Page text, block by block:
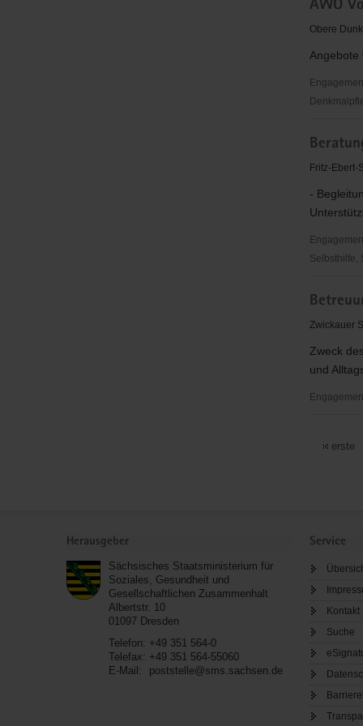
e.V.
AWO
Obere
Angebote
Vogtland
Bereich
e.V.
Fritz-Ebert-
-
Selbsthilfe,
und
Zwickauer
Zweck
und
Vogtland
erste
Herausgeber
Sächsisches Staatsministerium für
Soziales, Gesundheit und
Gesellschaftlichen Zusammenhalt
Albertstr. 10
01097 Dresden
Telefon: +49 351 564-0
Telefax: +49 351 564-55060
E-Mail:
poststelle@sms.sachsen.de
Service
Kontakt
Suche